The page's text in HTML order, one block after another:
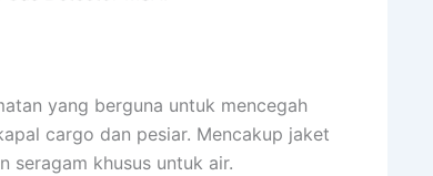
yang berguna untuk mencegah
cargo dan pesiar. Mencakup jaket
seragam khusus untuk air.